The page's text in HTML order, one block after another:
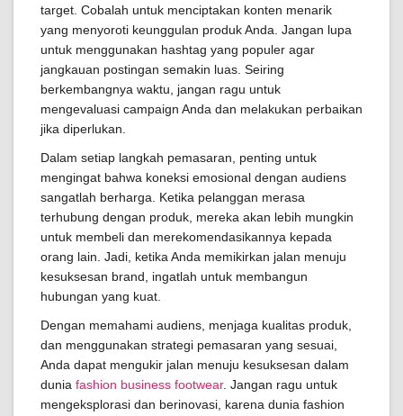
target. Cobalah untuk menciptakan konten menarik
yang menyoroti keunggulan produk Anda. Jangan lupa
untuk menggunakan hashtag yang populer agar
jangkauan postingan semakin luas. Seiring
berkembangnya waktu, jangan ragu untuk
mengevaluasi campaign Anda dan melakukan perbaikan
jika diperlukan.
Dalam setiap langkah pemasaran, penting untuk
mengingat bahwa koneksi emosional dengan audiens
sangatlah berharga. Ketika pelanggan merasa
terhubung dengan produk, mereka akan lebih mungkin
untuk membeli dan merekomendasikannya kepada
orang lain. Jadi, ketika Anda memikirkan jalan menuju
kesuksesan brand, ingatlah untuk membangun
hubungan yang kuat.
Dengan memahami audiens, menjaga kualitas produk,
dan menggunakan strategi pemasaran yang sesuai,
Anda dapat mengukir jalan menuju kesuksesan dalam
dunia fashion business footwear. Jangan ragu untuk
mengeksplorasi dan berinovasi, karena dunia fashion